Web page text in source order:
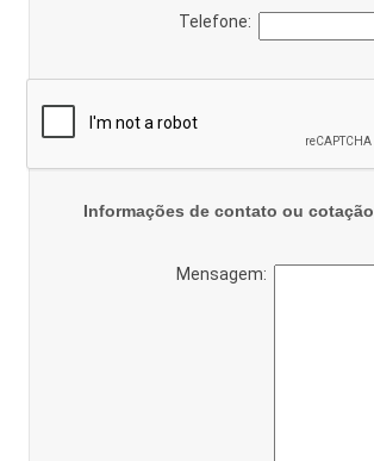
Telefone:
Informações de contato ou cotação
Mensagem: